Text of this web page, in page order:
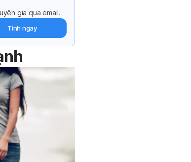
gia qua email.
Tính ngay